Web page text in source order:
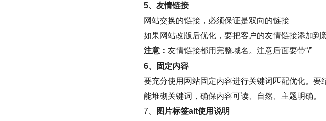
5、友情链接
网站交换的链接，必须保证是双向的链接
如果网站改版后优化，要把客户的友情链接添加到
注意： 友情链接都用完整域名。注意后面要带“/”
6、固定内容
要充分使用网站固定内容进行关键词匹配优化。
能堆砌关键词，确保内容可读、自然、主题明确。
7、
图片标签alt使用说明